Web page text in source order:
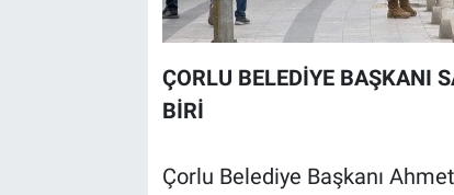
ÇORLU BELEDİYE BAŞKANI
BİRİ
Çorlu Belediye Başkanı